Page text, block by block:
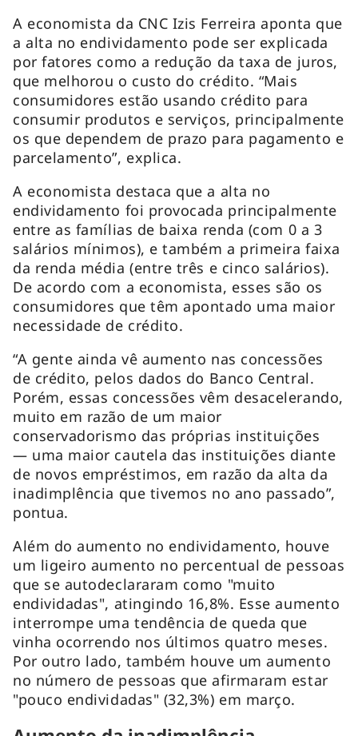
A economista da CNC Izis Ferreira aponta que
a alta no endividamento pode ser explicada
por fatores como a redução da taxa de juros,
que melhorou o custo do crédito. “Mais
consumidores estão usando crédito para
consumir produtos e serviços, principalmente
os que dependem de prazo para pagamento e
parcelamento”, explica.
A economista destaca que a alta no
endividamento foi provocada principalmente
entre as famílias de baixa renda (com 0 a 3
salários mínimos), e também a primeira faixa
da renda média (entre três e cinco salários).
De acordo com a economista, esses são os
consumidores que têm apontado uma maior
necessidade de crédito.
“A gente ainda vê aumento nas concessões
de crédito, pelos dados do Banco Central.
Porém, essas concessões vêm desacelerando,
muito em razão de um maior
conservadorismo das próprias instituições
— uma maior cautela das instituições diante
de novos empréstimos, em razão da alta da
inadimplência que tivemos no ano passado”,
pontua.
Além do aumento no endividamento, houve
um ligeiro aumento no percentual de pessoas
que se autodeclararam como "muito
endividadas", atingindo 16,8%. Esse aumento
interrompe uma tendência de queda que
vinha ocorrendo nos últimos quatro meses.
Por outro lado, também houve um aumento
no número de pessoas que afirmaram estar
"pouco endividadas" (32,3%) em março.